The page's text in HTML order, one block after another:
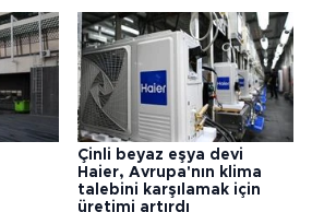
Çinli beyaz eşya devi
Haier, Avrupa'nın klima
talebini karşılamak için
üretimi artırdı